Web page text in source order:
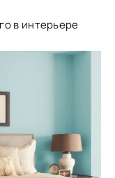
в интерьере